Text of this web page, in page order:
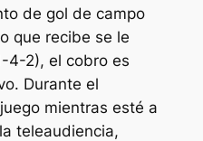
de gol de campo
que recibe se le
4-2), el cobro es
Durante el
mientras esté a
teleaudiencia,